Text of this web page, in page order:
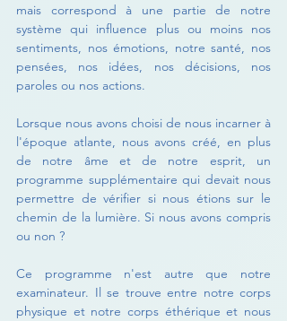
mais correspond à une partie de notre
système qui influence plus ou moins nos
sentiments, nos émotions, notre santé, nos
pensées, nos idées, nos décisions, nos
paroles ou nos actions.
Lorsque nous avons choisi de nous incarner à
l'époque atlante, nous avons créé, en plus
de notre âme et de notre esprit, un
programme supplémentaire qui devait nous
permettre de vérifier si nous étions sur le
chemin de la lumière. Si nous avons compris
ou non ?
Ce programme n'est autre que notre
examinateur. Il se trouve entre notre corps
physique et notre corps éthérique et nous